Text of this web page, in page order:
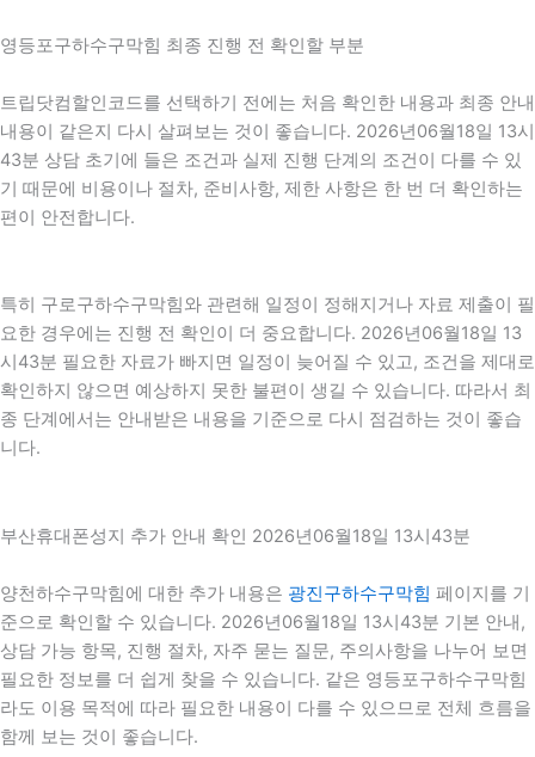
영등포구하수구막힘 최종 진행 전 확인할 부분
트립닷컴할인코드를 선택하기 전에는 처음 확인한 내용과 최종 안내
내용이 같은지 다시 살펴보는 것이 좋습니다. 2026년06월18일 13시
43분 상담 초기에 들은 조건과 실제 진행 단계의 조건이 다를 수 있
기 때문에 비용이나 절차, 준비사항, 제한 사항은 한 번 더 확인하는
편이 안전합니다.
특히 구로구하수구막힘와 관련해 일정이 정해지거나 자료 제출이 필
요한 경우에는 진행 전 확인이 더 중요합니다. 2026년06월18일 13
시43분 필요한 자료가 빠지면 일정이 늦어질 수 있고, 조건을 제대로
확인하지 않으면 예상하지 못한 불편이 생길 수 있습니다. 따라서 최
종 단계에서는 안내받은 내용을 기준으로 다시 점검하는 것이 좋습
니다.
부산휴대폰성지 추가 안내 확인 2026년06월18일 13시43분
양천하수구막힘에 대한 추가 내용은 광진구하수구막힘 페이지를 기
준으로 확인할 수 있습니다. 2026년06월18일 13시43분 기본 안내,
상담 가능 항목, 진행 절차, 자주 묻는 질문, 주의사항을 나누어 보면
필요한 정보를 더 쉽게 찾을 수 있습니다. 같은 영등포구하수구막힘
라도 이용 목적에 따라 필요한 내용이 다를 수 있으므로 전체 흐름을
함께 보는 것이 좋습니다.